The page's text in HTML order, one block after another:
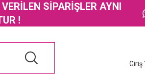
SİPARİŞLER AYNI
!
Giriş